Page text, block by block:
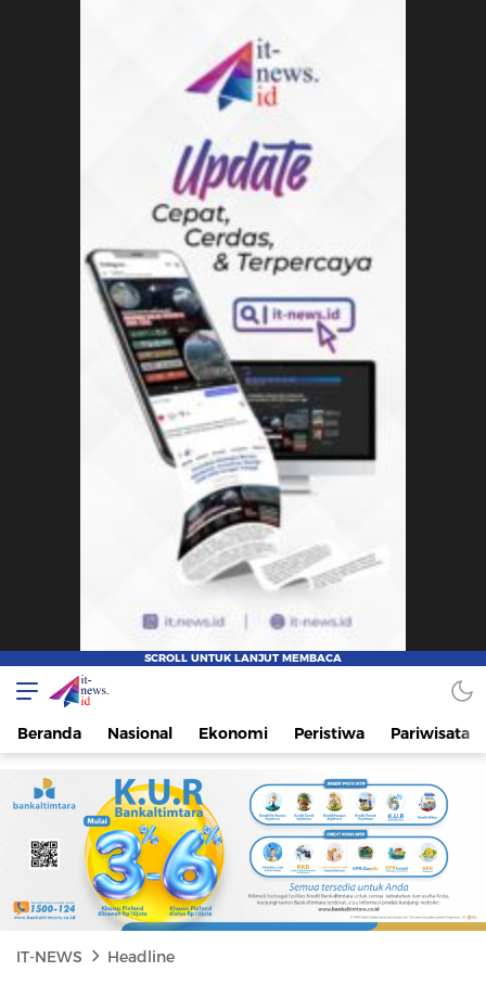
IT-NEWS
Update Cepat, Cerdas, dan Terpercaya
Beranda Nasional Ekonomi Peristiwa Pariwisata
IT-NEWS Headline